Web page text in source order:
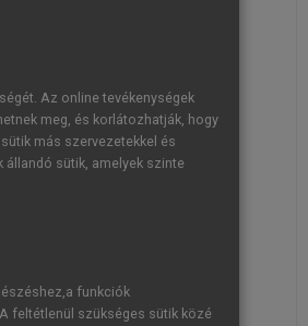
kerékpáros infrastruktúra
több mint 60%-át
a kerékpárforgalmat és a
hogy a környezeti és
előnyöket is teremt
egyik mintapéldájává. A
és kerékpármegosztás
élményt is javította. Az
együtt dolgoznak a „zéró
alkalmazását
Az online tevékenységek
meg, és korlátozhatják, hogy
más szervezetekkel és
sütik, amelyek szinte
funkciók
feltétlenül szükséges sütik közé